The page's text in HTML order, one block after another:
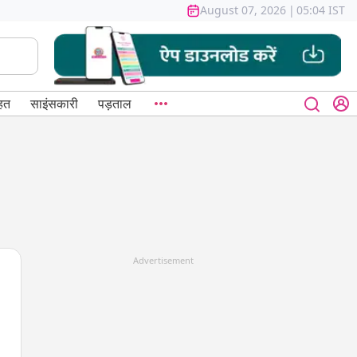
August 07, 2026 | 05:04 IST
साइंसकारी पड़ताल
Advertisement